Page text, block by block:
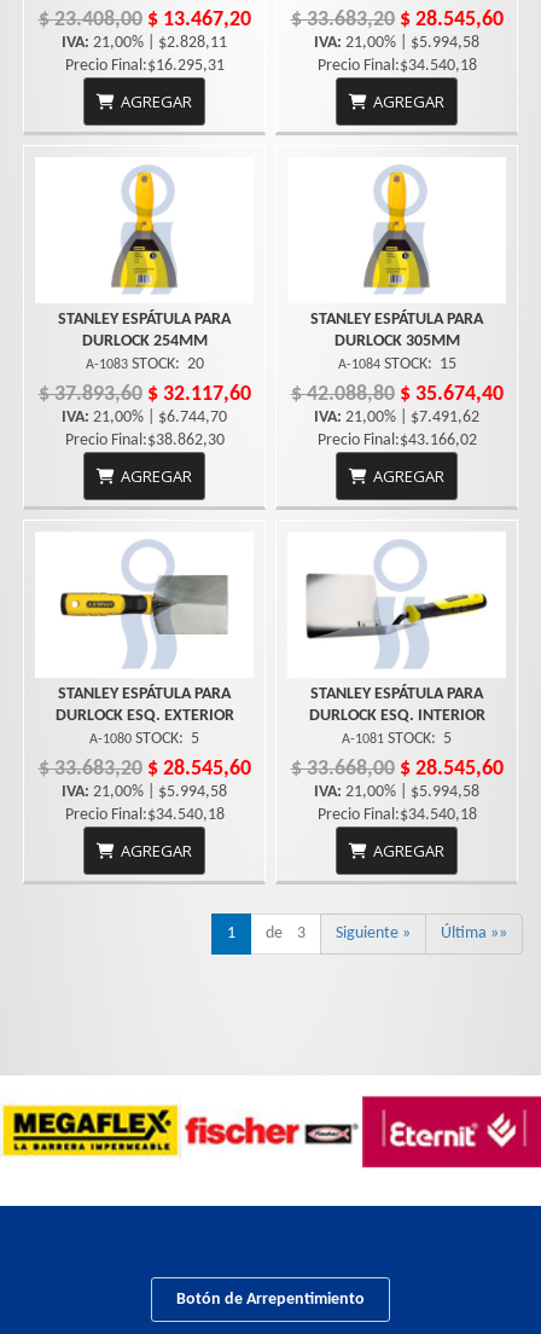
$ 23.408,00 $ 13.467,20
IVA: 21,00% | $2.828,11
Precio Final:$16.295,31
AGREGAR
$ 33.683,20 $ 28.545,60
IVA: 21,00% | $5.994,58
Precio Final:$34.540,18
AGREGAR
STANLEY ESPÁTULA PARA
DURLOCK 254MM
A-1083 STOCK: 20
$ 37.893,60 $ 32.117,60
IVA: 21,00% | $6.744,70
Precio Final:$38.862,30
AGREGAR
STANLEY ESPÁTULA PARA
DURLOCK 305MM
A-1084 STOCK: 15
$ 42.088,80 $ 35.674,40
IVA: 21,00% | $7.491,62
Precio Final:$43.166,02
AGREGAR
STANLEY ESPÁTULA PARA
DURLOCK ESQ. EXTERIOR
A-1080 STOCK: 5
$ 33.683,20 $ 28.545,60
IVA: 21,00% | $5.994,58
Precio Final:$34.540,18
AGREGAR
STANLEY ESPÁTULA PARA
DURLOCK ESQ. INTERIOR
A-1081 STOCK: 5
$ 33.668,00 $ 28.545,60
IVA: 21,00% | $5.994,58
Precio Final:$34.540,18
AGREGAR
1 de 3 Siguiente » Última »»
Botón de Arrepentimiento